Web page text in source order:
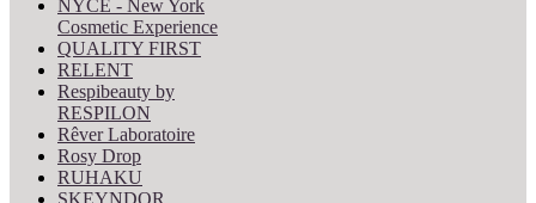
NYCE - New York
Cosmetic Experience
QUALITY FIRST
RELENT
Respibeauty by
RESPILON
Rêver Laboratoire
Rosy Drop
RUHAKU
SKEYNDOR